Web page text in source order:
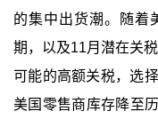
的集中出货潮。随着
期，以及11月潜在关
可能的高额关税，选
美国零售商库存降至